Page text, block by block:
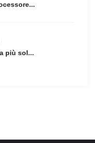
più sol...